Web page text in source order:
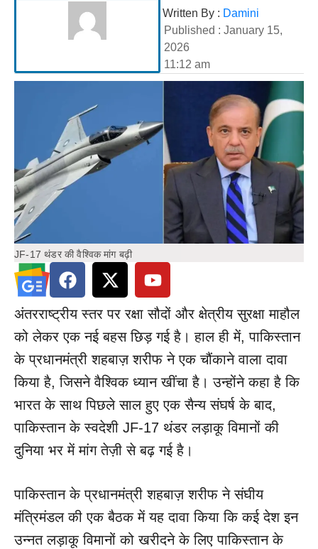
Written By : Damini
Published : January 15,
2026
11:12 am
JF-17 थंडर की वैश्विक मांग बढ़ी
अंतरराष्ट्रीय स्तर पर रक्षा सौदों और क्षेत्रीय सुरक्षा माहौल
को लेकर एक नई बहस छिड़ गई है। हाल ही में, पाकिस्तान
के प्रधानमंत्री शहबाज़ शरीफ ने एक चौंकाने वाला दावा
किया है, जिसने वैश्विक ध्यान खींचा है। उन्होंने कहा है कि
भारत के साथ पिछले साल हुए एक सैन्य संघर्ष के बाद,
पाकिस्तान के स्वदेशी JF-17 थंडर लड़ाकू विमानों की
दुनिया भर में मांग तेज़ी से बढ़ गई है।
पाकिस्तान के प्रधानमंत्री शहबाज़ शरीफ ने संघीय
मंत्रिमंडल की एक बैठक में यह दावा किया कि कई देश इन
उन्नत लड़ाकू विमानों को खरीदने के लिए पाकिस्तान के